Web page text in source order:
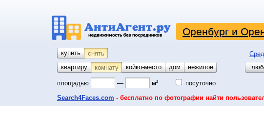
Оренбург и
купить снять
квартиру
комнату койко-место дом гараж
участок
нежилое
площадью — м² посуточно
Search4Faces.com - бесплатно по фотографии найти